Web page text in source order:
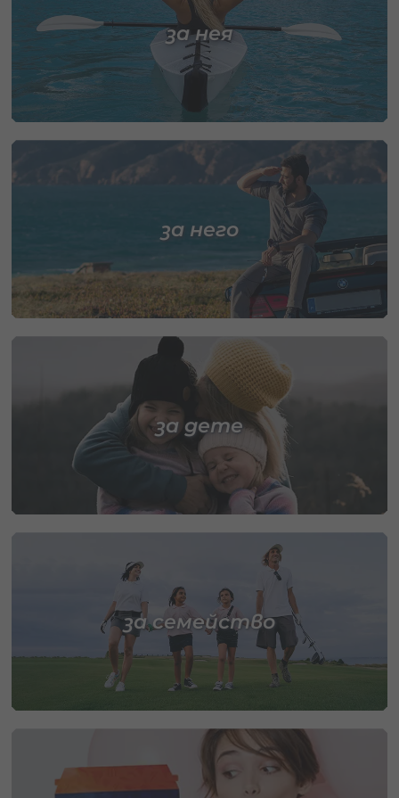
за нея
за него
за дете
за семейство